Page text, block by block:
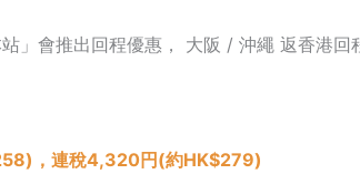
」會推出回程優惠， 大阪 / 沖繩 返香港
，連稅4,320円(約HK$279)